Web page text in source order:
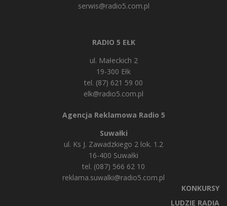
serwis@radio5.com.pl
RADIO 5 EŁK
ul. Małeckich 2
19-300 Ełk
tel. (87) 621 59 00
elk@radio5.com.pl
Agencja Reklamowa Radio 5
Suwałki
ul. Ks J. Zawadzkiego 2 lok. 1.2
16-400 Suwałki
tel. (087) 566 62 10
reklama.suwalki@radio5.com.pl
KONKURSY
LUDZIE RADIA